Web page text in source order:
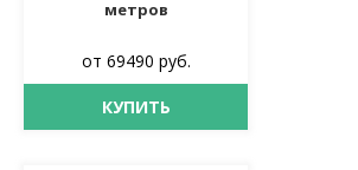
метров
от 69490 руб.
КУПИТЬ